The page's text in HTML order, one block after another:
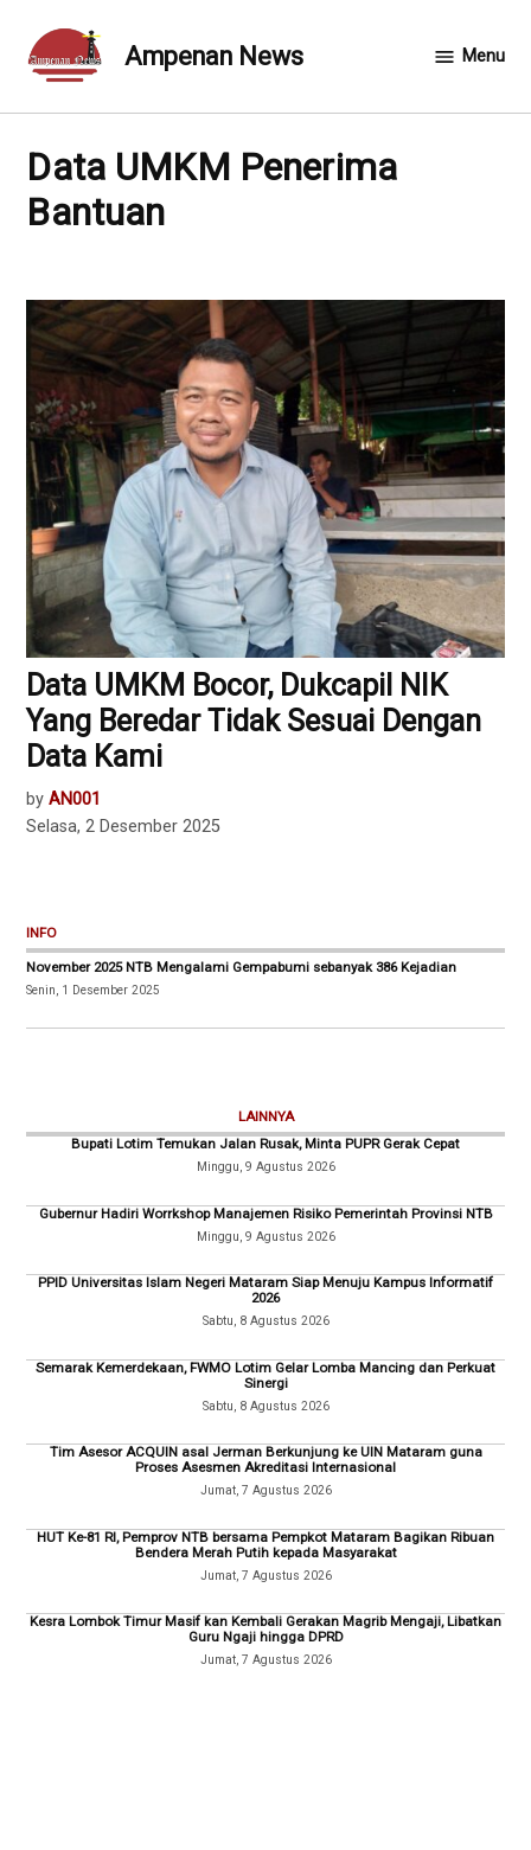
content
Ampenan News Menu
Data UMKM Penerima
Bantuan
Data UMKM Bocor, Dukcapil NIK
Yang Beredar Tidak Sesuai Dengan
Data Kami
by AN001
Selasa, 2 Desember 2025
INFO
November 2025 NTB Mengalami Gempabumi sebanyak 386 Kejadian
Senin, 1 Desember 2025
LAINNYA
Bupati Lotim Temukan Jalan Rusak, Minta PUPR Gerak Cepat
Minggu, 9 Agustus 2026
Gubernur Hadiri Worrkshop Manajemen Risiko Pemerintah Provinsi NTB
Minggu, 9 Agustus 2026
PPID Universitas Islam Negeri Mataram Siap Menuju Kampus Informatif
2026
Sabtu, 8 Agustus 2026
Semarak Kemerdekaan, FWMO Lotim Gelar Lomba Mancing dan Perkuat
Sinergi
Sabtu, 8 Agustus 2026
Tim Asesor ACQUIN asal Jerman Berkunjung ke UIN Mataram guna
Proses Asesmen Akreditasi Internasional
Jumat, 7 Agustus 2026
HUT Ke-81 RI, Pemprov NTB bersama Pempkot Mataram Bagikan Ribuan
Bendera Merah Putih kepada Masyarakat
Jumat, 7 Agustus 2026
Kesra Lombok Timur Masif kan Kembali Gerakan Magrib Mengaji, Libatkan
Guru Ngaji hingga DPRD
Jumat, 7 Agustus 2026